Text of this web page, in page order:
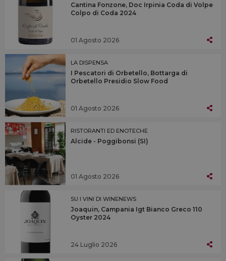
Cantina Fonzone, Doc Irpinia Coda di Volpe
Colpo di Coda 2024
01 Agosto 2026
LA DISPENSA
I Pescatori di Orbetello, Bottarga di
Orbetello Presidio Slow Food
01 Agosto 2026
RISTORANTI ED ENOTECHE
Alcide - Poggibonsi (SI)
01 Agosto 2026
SU I VINI DI WINENEWS
Joaquin, Campania Igt Bianco Greco 110
Oyster 2024
24 Luglio 2026